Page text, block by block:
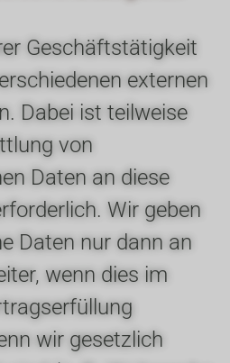
Geschäftstätigkeit
externen
Dabei ist teilweise
von
Daten an diese
Wir geben
Daten nur dann an
wenn dies im
wir gesetzlich